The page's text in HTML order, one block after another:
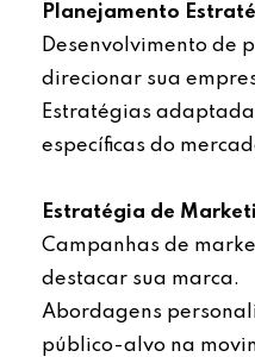
Planejamento
Desenvolvimento de
direcionar sua
Estratégias
específicas do
Estratégia de
Campanhas de
destacar sua marca.
Abordagens
público-alvo na